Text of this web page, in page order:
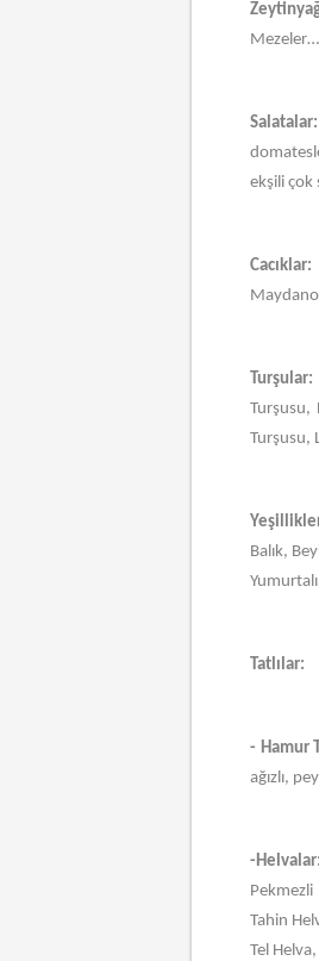
Mezeler…
Salatalar:
ekşili çok
Cacıklar:
Turşular:
Turşusu,
Turşusu,
Balık,
Tatlılar:
- Hamur
ağızlı,
-Helvalar:
Pekmezli
Tahin
Tel